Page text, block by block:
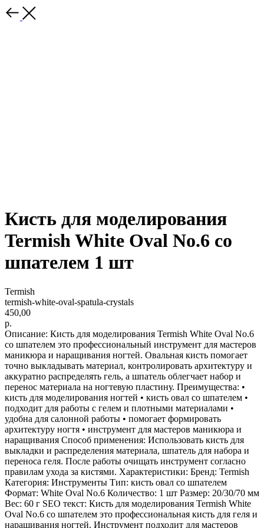
Кисть для моделирования
Termish White Oval No.6 со
шпателем 1 шт
Termish
termish-white-oval-spatula-crystals
450,00
р.
Описание: Кисть для моделирования Termish White Oval No.6
со шпателем это профессиональный инструмент для мастеров
маникюра и наращивания ногтей. Овальная кисть помогает
точно выкладывать материал, контролировать архитектуру и
аккуратно распределять гель, а шпатель облегчает набор и
перенос материала на ногтевую пластину. Преимущества: •
кисть для моделирования ногтей • кисть овал со шпателем •
подходит для работы с гелем и плотными материалами •
удобна для салонной работы • помогает формировать
архитектуру ногтя • инструмент для мастеров маникюра и
наращивания Способ применения: Использовать кисть для
выкладки и распределения материала, шпатель для набора и
переноса геля. После работы очищать инструмент согласно
правилам ухода за кистями. Характеристики: Бренд: Termish
Категория: Инструменты Тип: кисть овал со шпателем
Формат: White Oval No.6 Количество: 1 шт Размер: 20/30/70 мм
Вес: 60 г SEO текст: Кисть для моделирования Termish White
Oval No.6 со шпателем это профессиональная кисть для геля и
наращивания ногтей. Инструмент подходит для мастеров